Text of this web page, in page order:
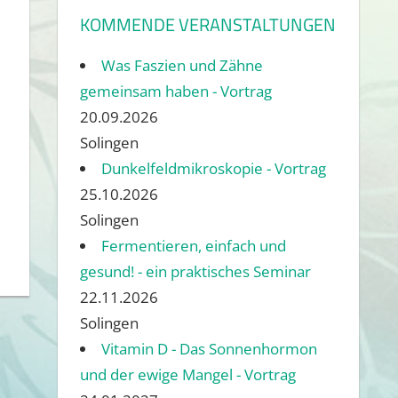
KOMMENDE VERANSTALTUNGEN
Was Faszien und Zähne
gemeinsam haben - Vortrag
20.09.2026
Solingen
Dunkelfeldmikroskopie - Vortrag
25.10.2026
Solingen
Fermentieren, einfach und
gesund! - ein praktisches Seminar
22.11.2026
Solingen
Vitamin D - Das Sonnenhormon
und der ewige Mangel - Vortrag